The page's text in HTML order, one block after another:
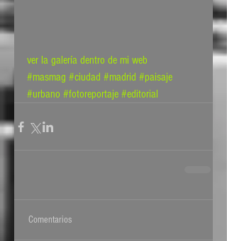
ver la galería dentro de mi web
#masmag #ciudad #madrid #paisaje
#urbano #fotoreportaje #editorial
Comentarios